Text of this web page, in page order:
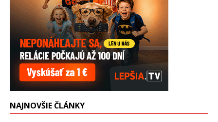
NAJNOVŠIE ČLÁNKY